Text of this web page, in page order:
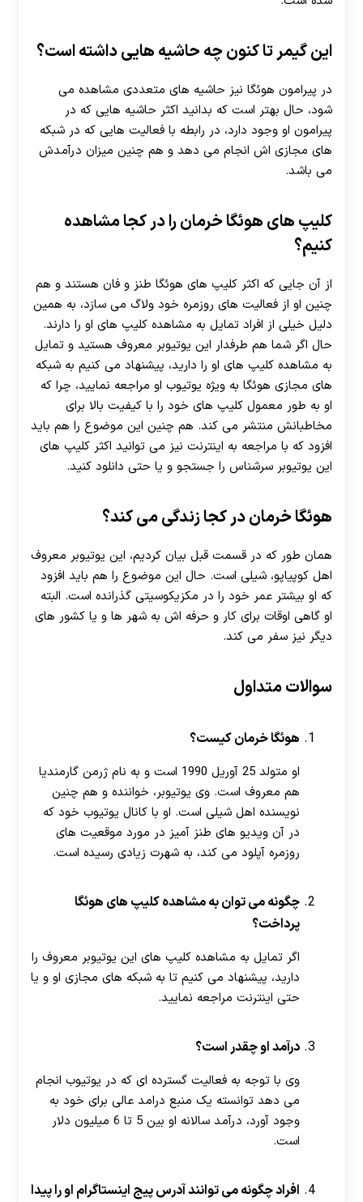
30 تا 50 درصد شارژ هدیه بیشتر فقط با ثبت نام در
هات بت
این گیمر تا کنون چه حاشیه هایی داشته است؟
در پیرامون هوئگا نیز حاشیه های متعددی مشاهده می‌
شود، حال بهتر است که بدانید اکثر حاشیه هایی که در
پیرامون او وجود دارد، در رابطه با فعالیت‌ هایی که در شبکه
های مجازی اش انجام می‌ دهد و هم چنین میزان درآمدش
می باشد.
کلیپ های هوئگا خرمان را در کجا مشاهده
کنیم؟
از آن جایی که اکثر کلیپ های هوئگا طنز و فان هستند و هم
چنین او از فعالیت‌ های روزمره خود ولاگ می سازد، به همین
دلیل خیلی از افراد تمایل به مشاهده کلیپ های او را دارند.
حال اگر شما هم طرفدار این یوتیوبر معروف هستید و تمایل
به مشاهده کلیپ های او را دارید، پیشنهاد می‌ کنیم به شبکه‌
های مجازی هوئگا به ویژه یوتیوب او مراجعه نمایید، چرا که
او به طور معمول کلیپ های خود را با کیفیت بالا برای
مخاطبانش منتشر می‌ کند. هم چنین این موضوع را هم باید
افزود که با مراجعه به اینترنت نیز می توانید اکثر کلیپ های
این یوتیوبر سرشناس را جستجو و یا حتی دانلود کنید.
هوئگا خرمان در کجا زندگی می کند؟
همان طور که در قسمت قبل بیان کردیم، این یوتیوبر معروف
اهل کوپیاپو، شیلی است. حال این موضوع را هم باید افزود
که او بیشتر عمر خود را در مکزیکوسیتی گذرانده است. البته
او گاهی اوقات برای کار و حرفه اش به شهر ها و یا کشور های
دیگر نیز سفر می کند.
سوالات متداول
هوئگا خرمان کیست؟
او متولد 25 آوریل 1990 است و به نام ژرمن گارمندیا
هم معروف است. وی یوتیوبر، خواننده و هم چنین
نویسنده اهل شیلی است. او با کانال یوتیوب خود که
در آن ویدیو های طنز آمیز در مورد موقعیت های
روزمره آپلود می کند، به شهرت زیادی رسیده است.
چگونه می توان به مشاهده کلیپ های هوئگا
پرداخت؟
اگر تمایل به مشاهده کلیپ های این یوتیوبر معروف را
دارید، پیشنهاد می‌ کنیم تا به شبکه‌ های مجازی او و یا
حتی اینترنت مراجعه نمایید.
درآمد او چقدر است؟
وی با توجه به فعالیت گسترده ای که در یوتیوب انجام
می‌ دهد توانسته یک منبع درامد عالی برای خود به
وجود آورد، درآمد سالانه او بین 5 تا 6 میلیون دلار
است.
افراد چگونه می توانند آدرس پیج اینستاگرام او را پیدا